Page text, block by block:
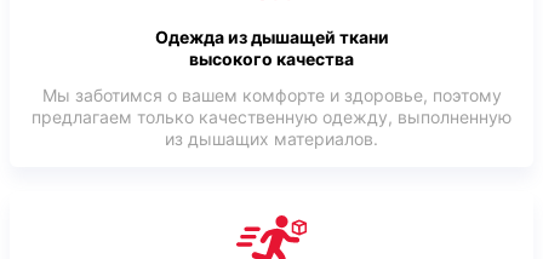
Одежда из дышащей ткани
высокого качества
Мы заботимся о вашем комфорте и здоровье, поэтому
предлагаем только качественную одежду, выполненную
из дышащих материалов.